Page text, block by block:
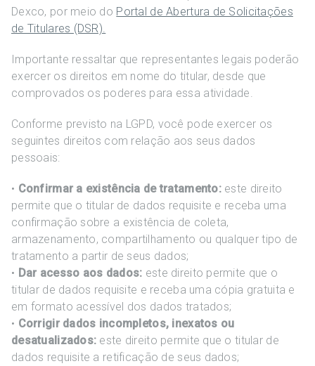
Dexco, por meio do Portal de Abertura de Solicitações
de Titulares (DSR).
Importante ressaltar que representantes legais poderão
exercer os direitos em nome do titular, desde que
comprovados os poderes para essa atividade.
Conforme previsto na LGPD, você pode exercer os
seguintes direitos com relação aos seus dados
pessoais:
• Confirmar a existência de tratamento: este direito
permite que o titular de dados requisite e receba uma
confirmação sobre a existência de coleta,
armazenamento, compartilhamento ou qualquer tipo de
tratamento a partir de seus dados;
• Dar acesso aos dados: este direito permite que o
titular de dados requisite e receba uma cópia gratuita e
em formato acessível dos dados tratados;
• Corrigir dados incompletos, inexatos ou
desatualizados: este direito permite que o titular de
dados requisite a retificação de seus dados;